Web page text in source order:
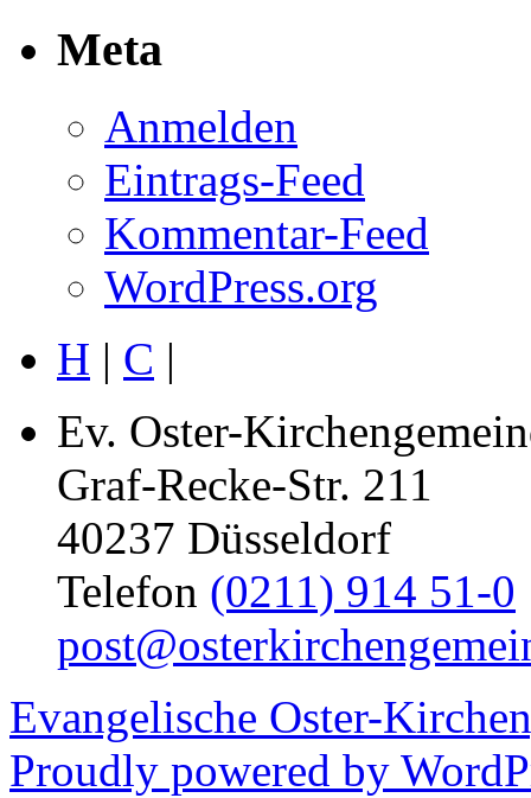
Meta
Anmelden
Eintrags-Feed
Kommentar-Feed
WordPress.org
H | C |
Ev. Oster-
Graf-Recke-Str. 211
40237 Düsseldorf
Telefon (0211) 914 51-0
Evangelische Oster-
Proudly powered by